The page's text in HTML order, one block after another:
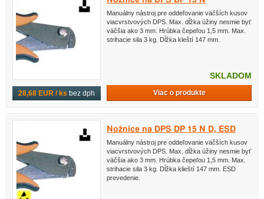
28,68 EUR / ks bez dph
Manuálny nástroj pre oddeľovanie väčších kusov
viacvrstvových DPS. Max. dĺžka úžiny nesmie byť
väčšia ako 3 mm. Hrúbka čepeľou 1,5 mm. Max.
strihacie sila 3 kg. Dĺžka kleští 147 mm.
SKLADOM
Viac o produkte
Nožnice na DPS DP 15 N D, ESD
Manuálny nástroj pre oddeľovanie väčších kusov
viacvrstvových DPS. Max. dĺžka úžiny nesmie byť
väčšia ako 3 mm. Hrúbka čepeľou 1,5 mm. Max.
strihacie sila 3 kg. Dĺžka klieští 147 mm. ESD
prevedenie.